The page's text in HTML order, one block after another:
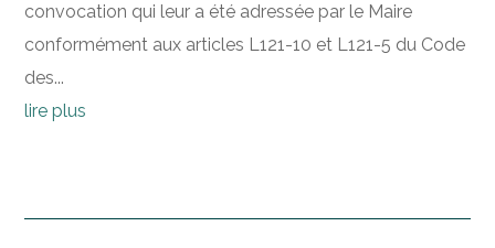
convocation qui leur a été adressée par le Maire
conformément aux articles L121-10 et L121-5 du Code
des...
lire plus